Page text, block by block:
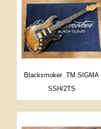
Blacksmoker TM SIGMA
SSH/2TS